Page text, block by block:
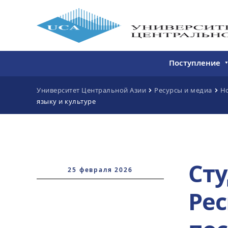
Поступление
Университет Центральной Азии Ресурсы и медиа
языку и культуре
25 февраля 2026